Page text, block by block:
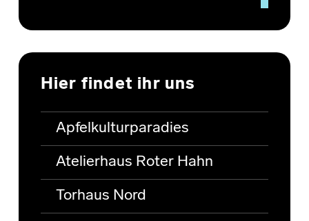
Hier findet ihr uns
Apfelkulturparadies
Atelierhaus Roter Hahn
Torhaus Nord